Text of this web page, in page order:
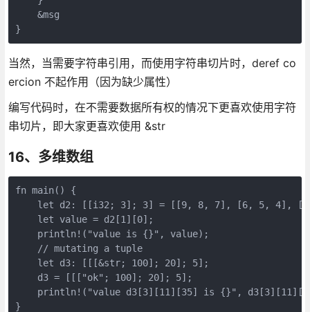
    &msg
当然，当需要字符串引用，而使用字符串切片时，deref co
ercion 不起作用（因为缺少属性）
编写代码时，在不需要数据所有权的情况下更喜欢使用字符
串切片，即大家更喜欢使用 &str
16、多维数组
fn main() {
let d2: [[i32; 3]; 3] = [[9, 8, 7], [6, 5, 4],
    let value = d2[1][0];
    println!("value is {}", value);
    // mutating a tuple
    let d3: [[[&str; 100]; 20]; 5];
    d3 = [[["ok"; 100]; 20]; 5];
println!("value d3[3][11][35] is {}",